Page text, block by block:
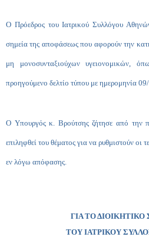
Ο Πρόεδρος του Ιατρικού Συλλόγου
σημεία της αποφάσεως που αφορούν την
μη μονοσυνταξιούχων υγειονομικών,
προηγούμενο δελτίο τύπου με ημερομηνία
Ο Υπουργός κ. Βρούτσης ζήτησε από την
επιληφθεί του θέματος για να ρυθμιστούν οι
εν λόγω απόφασης.
ΓΙΑ ΤΟ
ΤΟΥ ΙΑΤΡΙΚΟΥ